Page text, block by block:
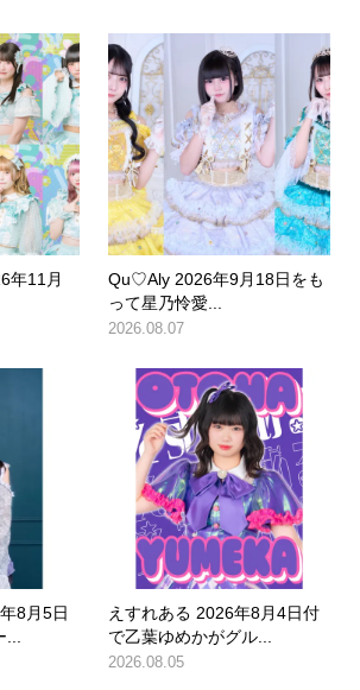
年11月
Qu♡Aly 2026年9月18日をも
って星乃怜愛...
2026.08.07
8月5日
...
えすれある 2026年8月4日付
で乙葉ゆめかがグル...
2026.08.05